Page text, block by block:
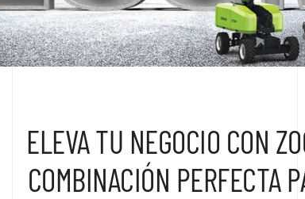
ELEVA TU NEGOCIO CON
COMBINACIÓN PERFECTA